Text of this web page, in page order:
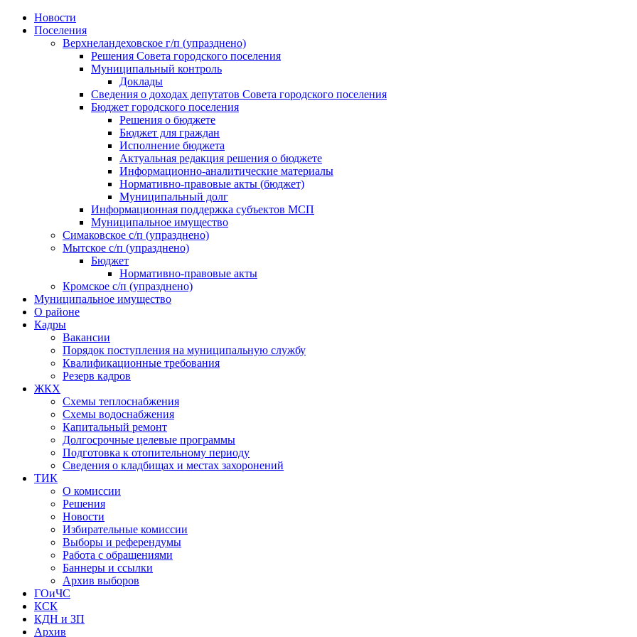
Skip
Новости
Поселения
Верхнеландеховское г/п (упразднено)
Решения Совета городского поселения
Муниципальный контроль
Доклады
Сведения о доходах депутатов Совета городского поселения
Бюджет городского поселения
Решения о бюджете
Бюджет для граждан
Исполнение бюджета
Актуальная редакция решения о бюджете
Информационно-аналитические материалы
Нормативно-правовые акты (бюджет)
Муниципальный долг
Информационная поддержка субъектов МСП
Муниципальное имущество
Симаковское с/п (упразднено)
Мытское с/п (упразднено)
Бюджет
Нормативно-правовые акты
Кромское с/п (упразднено)
Муниципальное имущество
О районе
Кадры
Вакансии
Порядок поступления на муниципальную службу
Квалификационные требования
Резерв кадров
ЖКХ
Схемы теплоснабжения
Схемы водоснабжения
Капитальный ремонт
Долгосрочные целевые программы
Подготовка к отопительному периоду
Сведения о кладбищах и местах захоронений
ТИК
О комиссии
Решения
Новости
Избирательные комиссии
Выборы и референдумы
Работа с обращениями
Баннеры и ссылки
Архив выборов
ГОиЧС
КСК
КДН и ЗП
Архив